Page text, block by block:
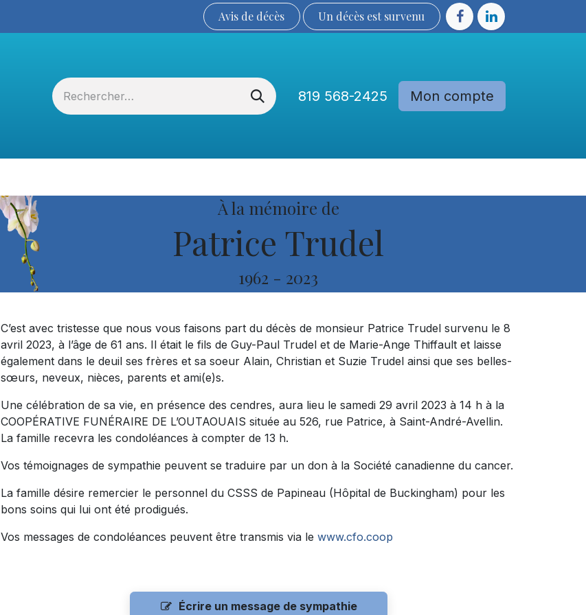
Avis de décès Un décès est sur​​​​​​​​ve​nu​​​​​​​​​​
819 568-2425 Mon compte
À la mémoire de
Patrice Trudel
1962 - 2023
C’est avec tristesse que nous vous faisons part du décès de monsieur Patrice Trudel survenu le 8
avril 2023, à l’âge de 61 ans. Il était le fils de Guy-Paul Trudel et de Marie-Ange Thiffault et laisse
également dans le deuil ses frères et sa soeur Alain, Christian et Suzie Trudel ainsi que ses belles-
sœurs, neveux, nièces, parents et ami(e)s.
Une célébration de sa vie, en présence des cendres, aura lieu le samedi 29 avril 2023 à 14 h à la
COOPÉRATIVE FUNÉRAIRE DE L’OUTAOUAIS située au 526, rue Patrice, à Saint-André-Avellin.
La famille recevra les condoléances à compter de 13 h.
Vos témoignages de sympathie peuvent se traduire par un don à la Société canadienne du cancer.
La famille désire remercier le personnel du CSSS de Papineau (Hôpital de Buckingham) pour les
bons soins qui lui ont été prodigués.
Vos messages de condoléances peuvent être transmis via le www.cfo.coop
Écrire un message de sympathie